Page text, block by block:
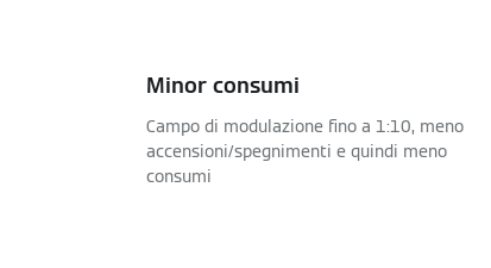
Minor consumi
Campo di modulazione fino a 1:10, meno
accensioni/spegnimenti e quindi meno
consumi